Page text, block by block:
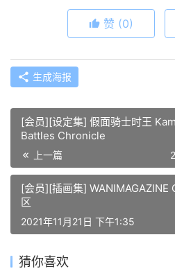
赞 (0)
生成海报
[会员][设定集] 假面骑士时王
Battles Chronicle
上一篇
[会员][插画集] WANIMAGAZINE
区
2021年11月21日 下午1:35
猜你喜欢